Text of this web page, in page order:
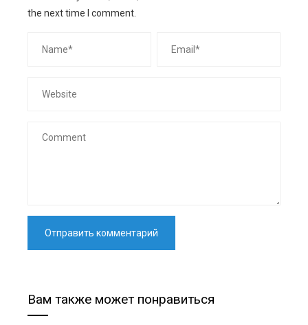
the next time I comment.
Вам также может понравиться